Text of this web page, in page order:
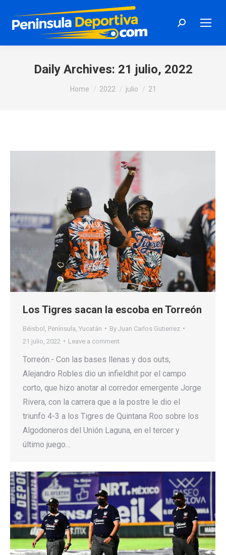
Search:
Daily Archives: 21 julio, 2022
You are here:
Home 2022 julio 21
Los Tigres sacan la escoba en Torreón
Béisbol Península Yucatán By Juan Carlos Gutierrez
21 julio, 2022
Leave a comment
Torreón.- Con las bases llenas y dos outs,
Alejandro Robles dio un infieldhit por el campo
corto, que hizo anotar al corredor emergente Jorge
Rivera, con la carrera que a la postre le dio el
triunfo 4-3 a los Tigres de Quintana Roo sobre los
Algodoneros del Unión Laguna, en el tercer y
último juego…